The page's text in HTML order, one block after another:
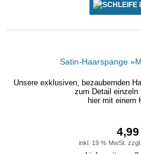
Satin-Haarspange
Unsere exklusiven, bezaubernden
zum Detail einzeln
hier mit einem
4,99
inkl. 19 % MwSt. zzgl.